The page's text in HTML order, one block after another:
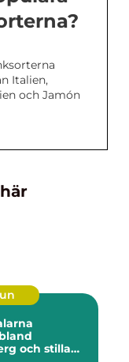
Italien,
och Jamón
och stilla